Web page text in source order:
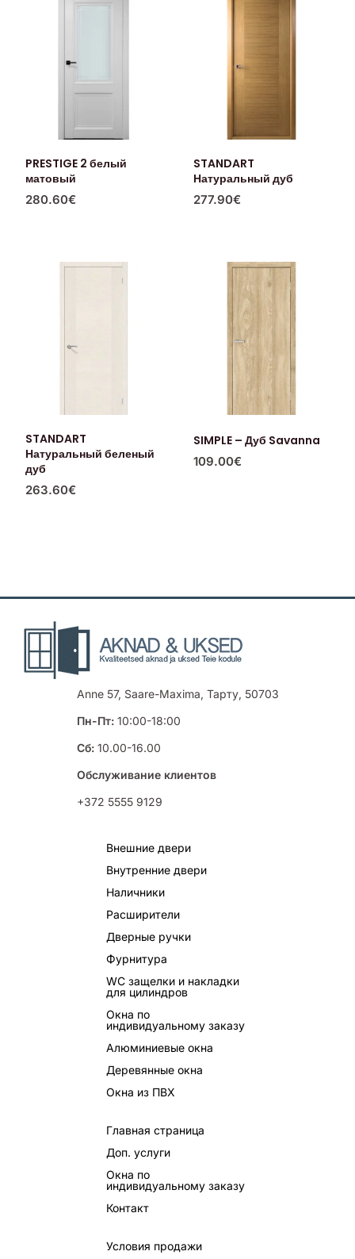
PRESTIGE 2 белый
матовый
280.60€
STANDART
Натуральный дуб
277.90€
STANDART
Натуральный беленый
дуб
263.60€
SIMPLE – Дуб Savanna
109.00€
Anne 57, Saare-Maxima, Тарту, 50703
Пн-Пт:10:00-18:00
Сб:10.00-16.00
Обслуживание клиентов
+372 5555 9129
Внешние двери
Внутренние двери
Наличники
Расширители
Дверные ручки
Фурнитура
WC защелки и накладки
для цилиндров
Окна по
индивидуальному заказу
Алюминиевые окна
Деревянные окна
Окна из ПВХ
Главная страница
Доп. услуги
Окна по
индивидуальному заказу
Контакт
Условия продажи